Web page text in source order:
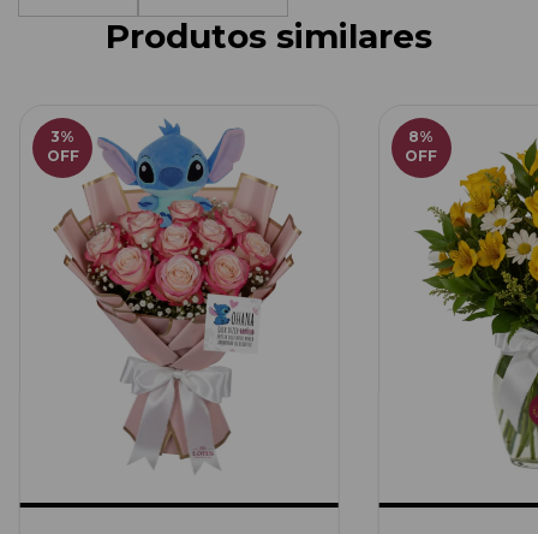
Produtos similares
3%
OFF
8%
OFF